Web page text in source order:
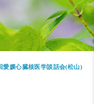
愛媛心臓核医学談話会(松山)